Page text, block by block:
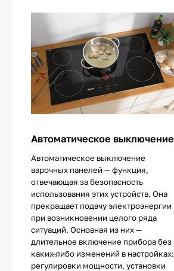
Автоматическое выключение
Автоматическое выключение
варочных панелей — функция,
отвечающая за безопасность
использования этих устройств. Она
прекращает подачу электроэнергии
при возникновении целого ряда
ситуаций. Основная из них —
длительное включение прибора без
каких-либо изменений в настройках:
регулировки мощности, установки